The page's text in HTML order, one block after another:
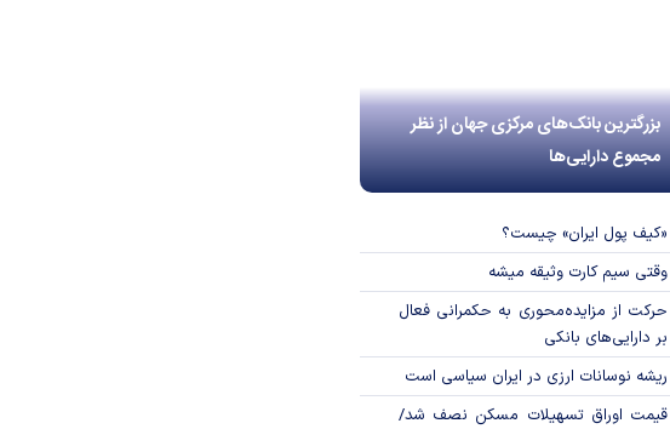
بزرگترین بانک‌های مرکزی جهان از نظر
مجموع دارایی‌ها
«کیف پول ایران» چیست؟
وقتی سیم کارت وثیقه میشه
حرکت از مزایده‌محوری به حکمرانی فعال
بر دارایی‌های بانکی
ریشه نوسانات ارزی در ایران سیاسی است
قیمت اوراق تسهیلات مسکن نصف شد/